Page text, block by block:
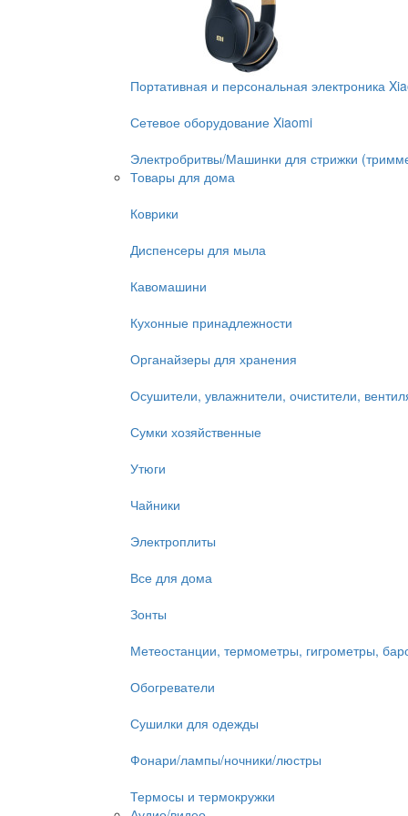
Портативная и персональная электроника
Сетевое оборудование Xiaomi
Электробритвы/Машинки для стрижки
Товары для дома
Коврики
Диспенсеры для мыла
Кавомашини
Кухонные принадлежности
Органайзеры для хранения
Осушители, увлажнители, очистители,
Сумки хозяйственные
Утюги
Чайники
Электроплиты
Все для дома
Зонты
Метеостанции, термометры, гигрометры,
Обогреватели
Сушилки для одежды
Фонари/лампы/ночники/люстры
Термосы и термокружки